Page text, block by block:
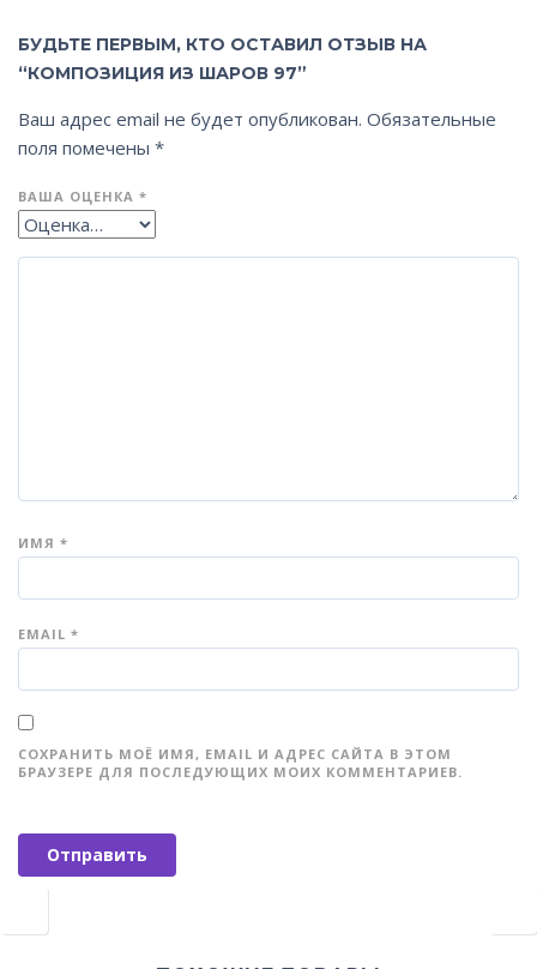
БУДЬТЕ ПЕРВЫМ, КТО ОСТАВИЛ ОТЗЫВ НА
“КОМПОЗИЦИЯ ИЗ ШАРОВ 97”
Ваш адрес email не будет опубликован. Обязательные
поля помечены *
ВАША ОЦЕНКА *
ИМЯ *
EMAIL *
СОХРАНИТЬ МОЁ ИМЯ, EMAIL И АДРЕС САЙТА В ЭТОМ
БРАУЗЕРЕ ДЛЯ ПОСЛЕДУЮЩИХ МОИХ КОММЕНТАРИЕВ.